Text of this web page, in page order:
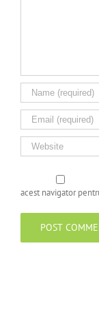
acest navigator